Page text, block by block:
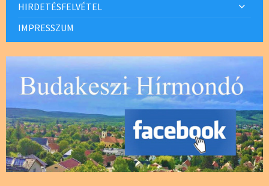
HIRDETÉSFELVÉTEL
IMPRESSZUM